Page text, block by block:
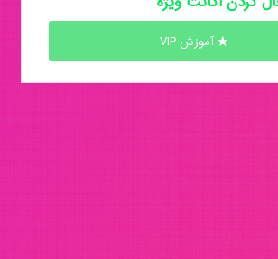
آموزش VIP